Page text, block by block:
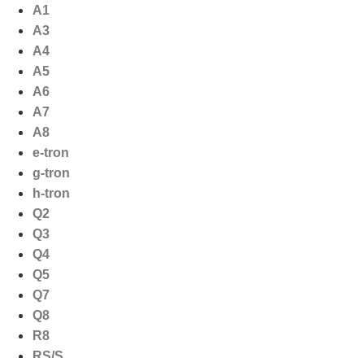
naar
inhoud
A1
A3
A4
A5
A6
A7
A8
e-tron
g-tron
h-tron
Q2
Q3
Q4
Q5
Q7
Q8
R8